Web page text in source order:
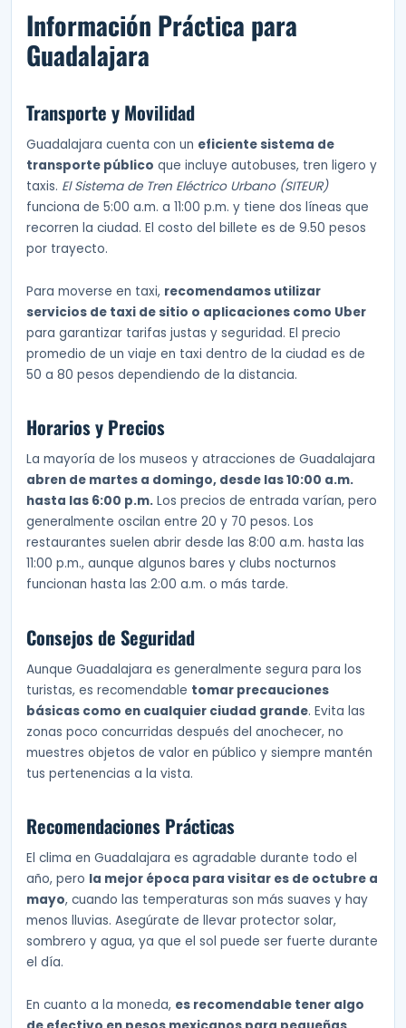
Información Práctica para
Guadalajara
Transporte y Movilidad
Guadalajara cuenta con un eficiente sistema de
transporte público que incluye autobuses, tren ligero y
taxis. El Sistema de Tren Eléctrico Urbano (SITEUR)
funciona de 5:00 a.m. a 11:00 p.m. y tiene dos líneas que
recorren la ciudad. El costo del billete es de 9.50 pesos
por trayecto.
Para moverse en taxi, recomendamos utilizar
servicios de taxi de sitio o aplicaciones como Uber
para garantizar tarifas justas y seguridad. El precio
promedio de un viaje en taxi dentro de la ciudad es de
50 a 80 pesos dependiendo de la distancia.
Horarios y Precios
La mayoría de los museos y atracciones de Guadalajara
abren de martes a domingo, desde las 10:00 a.m.
hasta las 6:00 p.m. Los precios de entrada varían, pero
generalmente oscilan entre 20 y 70 pesos. Los
restaurantes suelen abrir desde las 8:00 a.m. hasta las
11:00 p.m., aunque algunos bares y clubs nocturnos
funcionan hasta las 2:00 a.m. o más tarde.
Consejos de Seguridad
Aunque Guadalajara es generalmente segura para los
turistas, es recomendable tomar precauciones
básicas como en cualquier ciudad grande. Evita las
zonas poco concurridas después del anochecer, no
muestres objetos de valor en público y siempre mantén
tus pertenencias a la vista.
Recomendaciones Prácticas
El clima en Guadalajara es agradable durante todo el
año, pero la mejor época para visitar es de octubre a
mayo, cuando las temperaturas son más suaves y hay
menos lluvias. Asegúrate de llevar protector solar,
sombrero y agua, ya que el sol puede ser fuerte durante
el día.
En cuanto a la moneda, es recomendable tener algo